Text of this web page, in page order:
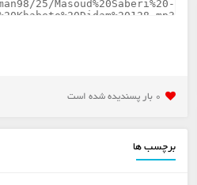
0 بار پسنديده شده است
برچسب ها